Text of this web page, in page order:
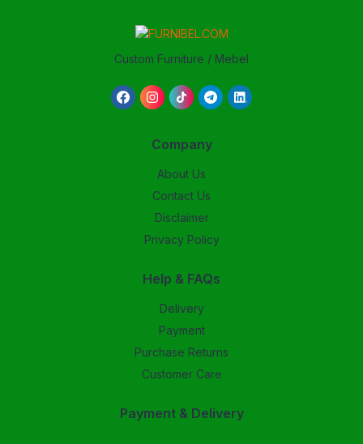
Custom Furniture / Mebel
Company
About Us
Contact Us
Disclaimer
Privacy Policy
Help & FAQs
Delivery
Payment
Purchase Returns
Customer Care
Payment & Delivery